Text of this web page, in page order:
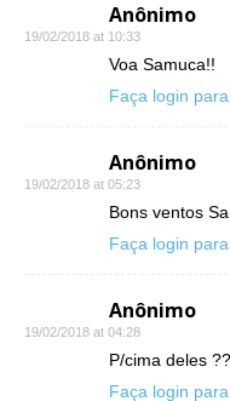
Anônimo
19/02/2018 at 10:33
Voa Samuca!!
Faça login
Anônimo
19/02/2018 at 05:23
Bons ventos
Faça login
Anônimo
19/02/2018 at 04:28
P/cima deles
Faça login